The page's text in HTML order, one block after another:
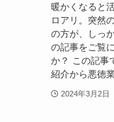
暖かくなると
ロアリ。突然
の方が、しっ
の記事をご覧
か？ この記事
紹介から悪徳
2024年3月2日